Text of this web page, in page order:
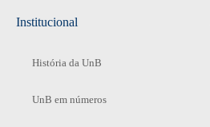
Institucional
História da UnB
UnB em números